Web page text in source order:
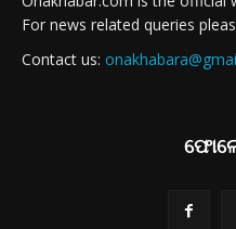
For news related queries
Contact us: